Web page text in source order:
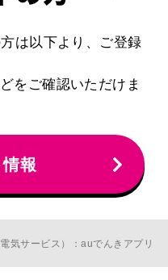
は以下より、ご登録
をご確認いただけま
報
気サービス）：auでんきアプリ